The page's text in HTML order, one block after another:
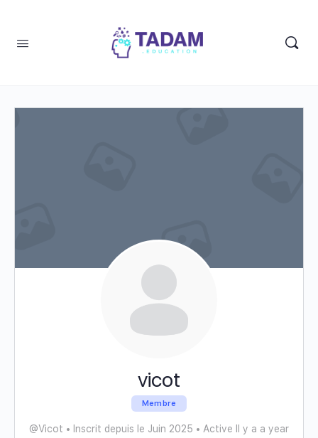
vicot
Membre
@Vicot • Inscrit depuis le Juin 2025 • Active Il y a a year